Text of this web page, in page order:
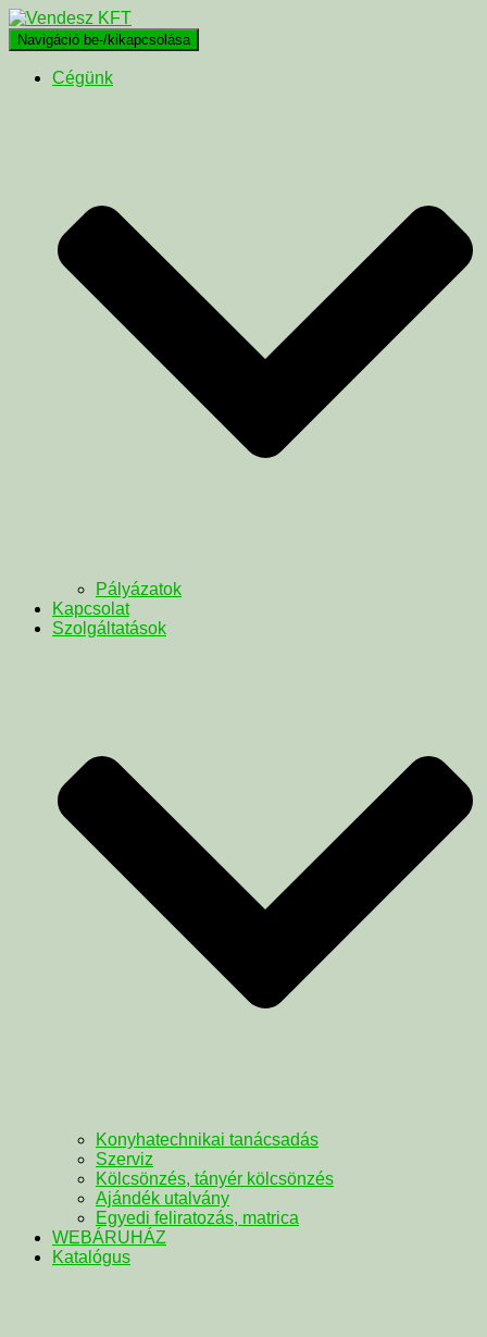
Navigáció be-/kikapcsolása
Cégünk
Pályázatok
Kapcsolat
Szolgáltatások
Konyhatechnikai tanácsadás
Szerviz
Kölcsönzés, tányér kölcsönzés
Ajándék utalvány
Egyedi feliratozás, matrica
WEBÁRUHÁZ
Katalógus